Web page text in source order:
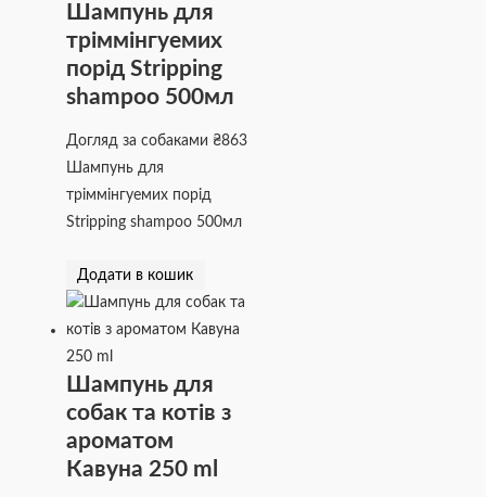
Шампунь для
тріммінгуемих
порід Stripping
shampoo 500мл
Догляд за собаками₴863
Шампунь для
тріммінгуемих порід
Stripping shampoo 500мл
Додати в кошик
Шампунь для
собак та котів з
ароматом
Кавуна 250 ml